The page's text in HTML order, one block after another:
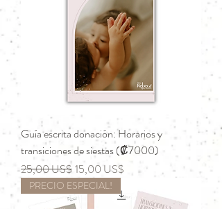
Guía escrita donación: Horarios y
transiciones de siestas (₡7000)
Precio
25,00 US$Precio de oferta
15,00 US$
PRECIO ESPECIAL!